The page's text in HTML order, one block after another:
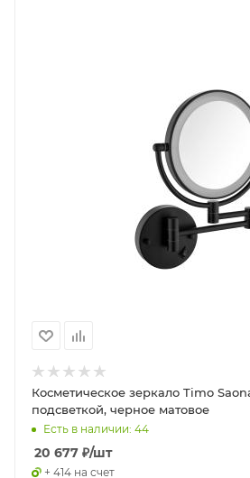
Косметическое зеркало Timo
подсветкой, черное матовое
Есть в наличии: 44
20 677 ₽/шт
+ 414 на счет